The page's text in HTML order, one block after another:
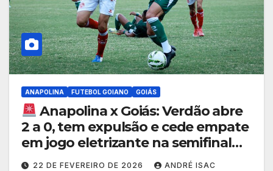
ANAPOLINA FUTEBOL GOIANO GOIÁS
Anapolina x Goiás: Verdão abre
2 a 0, tem expulsão e cede empate
em jogo eletrizante na semifinal
do Goianão!
22 DE FEVEREIRO DE 2026 ANDRÉ ISAC